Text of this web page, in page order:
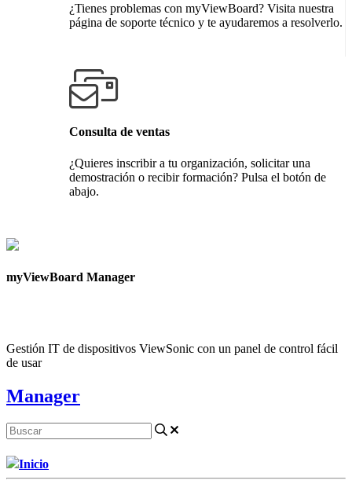
¿Tienes problemas con myViewBoard? Visita nuestra
página de soporte técnico y te ayudaremos a resolverlo.
Consulta de ventas
¿Quieres inscribir a tu organización, solicitar una
demostración o recibir formación? Pulsa el botón de
abajo.
myViewBoard Manager
Gestión IT de dispositivos ViewSonic con un panel de control fácil
de usar
Manager
Inicio